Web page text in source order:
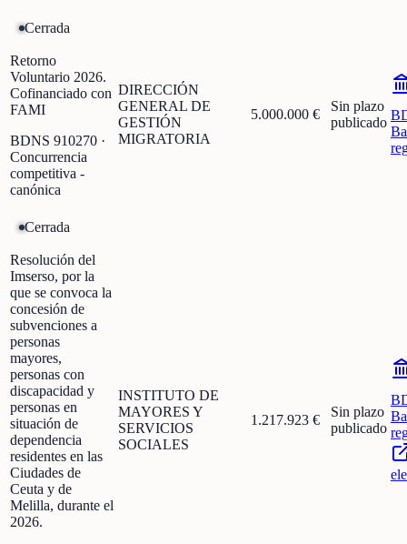
Cerrada
Retorno
Voluntario 2026.
Cofinanciado con
FAMI
BDNS 910270 ·
Concurrencia
competitiva -
canónica
DIRECCIÓN
GENERAL DE
GESTIÓN
MIGRATORIA
5.000.000 €
Sin plazo
publicado
Cerrada
Resolución del
Imserso, por la
que se convoca la
concesión de
subvenciones a
personas
mayores,
personas con
discapacidad y
personas en
situación de
dependencia
residentes en las
Ciudades de
Ceuta y de
Melilla, durante el
2026.
INSTITUTO DE
MAYORES Y
SERVICIOS
SOCIALES
1.217.923 €
Sin plazo
publicado